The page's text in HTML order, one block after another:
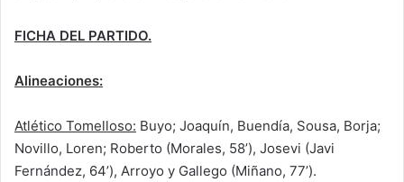
FICHA DEL PARTIDO.
Alineaciones:
Atlético Tomelloso: Buyo; Joaquín, Buendía, Sousa, Borja;
Novillo, Loren; Roberto (Morales, 58’), Josevi (Javi
Fernández, 64’), Arroyo y Gallego (Miñano, 77’).